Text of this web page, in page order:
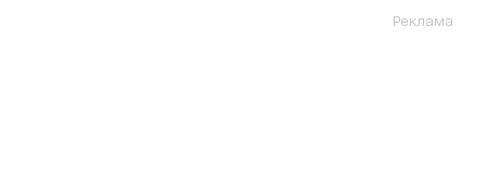
Реклама